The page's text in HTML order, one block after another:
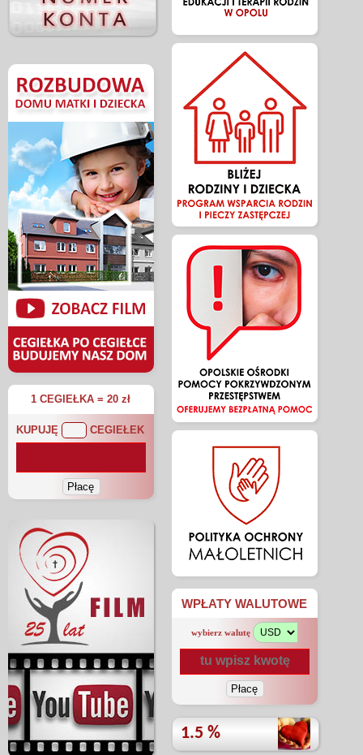
1 CEGIEŁKA = 20 zł
KUPUJĘ CEGIEŁEK
WPŁATY WALUTOWE
wybierz walutę
1.5 %